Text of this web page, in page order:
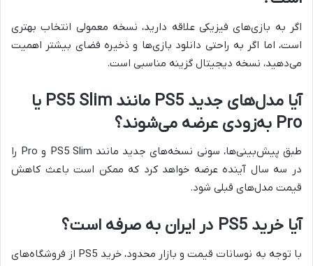
اگر به بازی‌های فیزیکی علاقه دارید، نسخه معمولی انتخاب بهتری
است، اما اگر به راحتی دانلود بازی‌ها و ذخیره فضای بیشتر اهمیت
می‌دهید، نسخه دیجیتال گزینه مناسبی است.
آیا مدل‌های جدید مانند
یا
Pro به‌زودی عرضه می‌شوند؟
طبق پیش‌بینی‌ها، سونی نسخه‌های جدید مانند PS5 Slim و Pro را
در سه سال آینده عرضه خواهد کرد که ممکن است باعث کاهش
قیمت مدل‌های قبلی شود.
آیا خرید در ایران به صرفه است؟
با توجه به نوسانات قیمت و بازار محدود، خرید PS5 از فروشگاه‌های